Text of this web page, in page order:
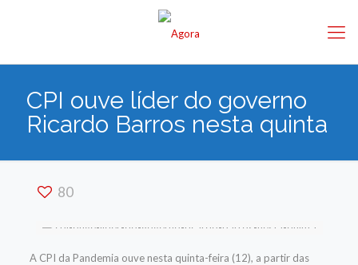
CPI ouve líder do governo
Ricardo Barros nesta quinta
80
A CPI da Pandemia ouve nesta quinta-feira (12), a partir das